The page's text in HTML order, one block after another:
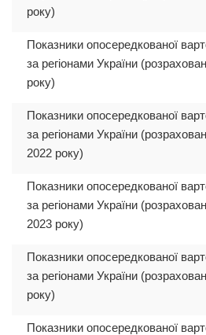
року)
Показники опосередкованої
за регіонами України
року)
Показники опосередкованої
за регіонами України
2022 року)
Показники опосередкованої
за регіонами України
2023 року)
Показники опосередкованої
за регіонами України
року)
Показники опосередкованої